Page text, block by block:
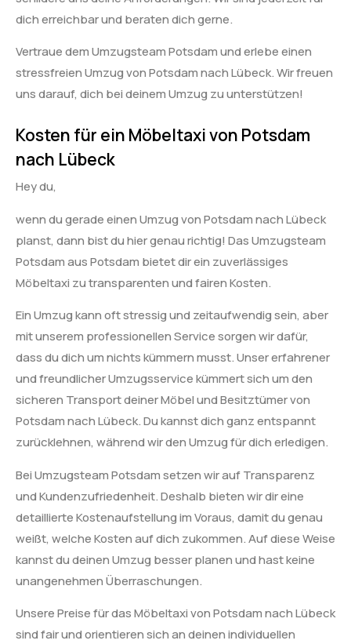
dich erreichbar und beraten dich gerne.
Vertraue dem Umzugsteam Potsdam und erlebe einen
stressfreien Umzug von Potsdam nach Lübeck. Wir freuen
uns darauf, dich bei deinem Umzug zu unterstützen!
Kosten für ein Möbeltaxi von Potsdam
nach Lübeck
Hey du,
wenn du gerade einen Umzug von Potsdam nach Lübeck
planst, dann bist du hier genau richtig! Das Umzugsteam
Potsdam aus Potsdam bietet dir ein zuverlässiges
Möbeltaxi zu transparenten und fairen Kosten.
Ein Umzug kann oft stressig und zeitaufwendig sein, aber
mit unserem professionellen Service sorgen wir dafür,
dass du dich um nichts kümmern musst. Unser erfahrener
und freundlicher Umzugsservice kümmert sich um den
sicheren Transport deiner Möbel und Besitztümer von
Potsdam nach Lübeck. Du kannst dich ganz entspannt
zurücklehnen, während wir den Umzug für dich erledigen.
Bei Umzugsteam Potsdam setzen wir auf Transparenz
und Kundenzufriedenheit. Deshalb bieten wir dir eine
detaillierte Kostenaufstellung im Voraus, damit du genau
weißt, welche Kosten auf dich zukommen. Auf diese Weise
kannst du deinen Umzug besser planen und hast keine
unangenehmen Überraschungen.
Unsere Preise für das Möbeltaxi von Potsdam nach Lübeck
sind fair und orientieren sich an deinen individuellen